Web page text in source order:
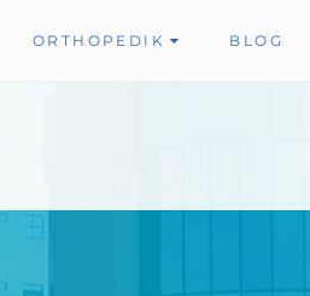
ORTHOPEDIK BLOG